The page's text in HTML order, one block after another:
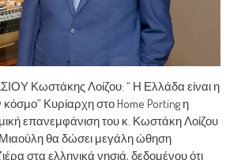
Κωστάκης Λοίζου: “ Η Ελλάδα είναι η
Κυρίαρχη στο Home Porting η
επανεμφάνιση του κ. Κωστάκη Λοίζου
Μιαούλη θα δώσει μεγάλη ώθηση
στα ελληνικά νησιά, δεδομένου ότι